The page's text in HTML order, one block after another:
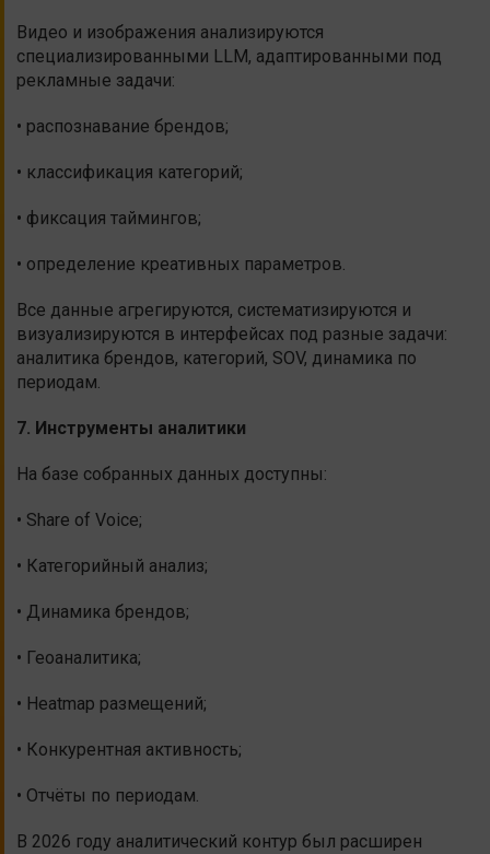
Видео и изображения анализируются
специализированными LLM, адаптированными под
рекламные задачи:
• распознавание брендов;
• классификация категорий;
• фиксация таймингов;
• определение креативных параметров.
Все данные агрегируются, систематизируются и
визуализируются в интерфейсах под разные задачи:
аналитика брендов, категорий, SOV, динамика по
периодам.
7. Инструменты аналитики
На базе собранных данных доступны:
• Share of Voice;
• Категорийный анализ;
• Динамика брендов;
• Геоаналитика;
• Heatmap размещений;
• Конкурентная активность;
• Отчёты по периодам.
В 2026 году аналитический контур был расширен